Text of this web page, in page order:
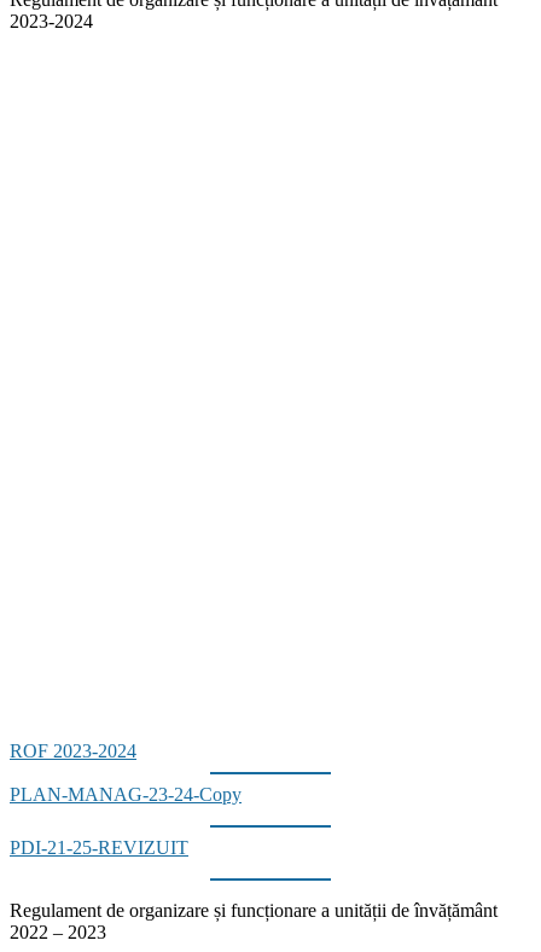
2023-2024
ROF 2023-2024
PLAN-MANAG-23-24-Copy
PDI-21-25-REVIZUIT
Regulament de organizare și funcționare a unității de învățământ
2022 – 2023